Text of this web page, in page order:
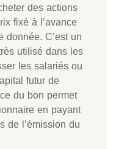
des actions
fixé à l’avance
donnée. C’est un
utilisé dans les
les salariés ou
futur de
du bon permet
en payant
de l’émission du